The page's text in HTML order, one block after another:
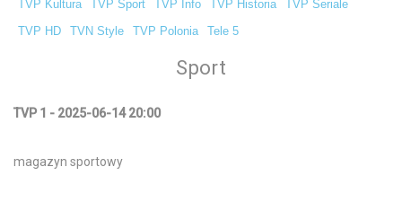
TVP Kultura TVP Sport TVP Info TVP Historia TVP Seriale
TVP HD TVN Style TVP Polonia Tele 5
Sport
TVP 1 - 2025-06-14 20:00
magazyn sportowy